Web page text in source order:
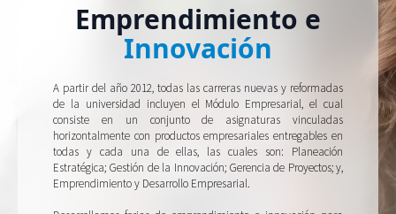
Emprendimiento e
Innovación
A partir del año 2012, todas las carreras nuevas y reformadas
de la universidad incluyen el Módulo Empresarial, el cual
consiste en un conjunto de asignaturas vinculadas
horizontalmente con productos empresariales entregables en
todas y cada una de ellas, las cuales son: Planeación
Estratégica; Gestión de la Innovación; Gerencia de Proyectos; y,
Emprendimiento y Desarrollo Empresarial.